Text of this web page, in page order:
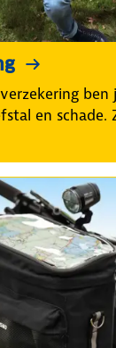
ben
en schade.